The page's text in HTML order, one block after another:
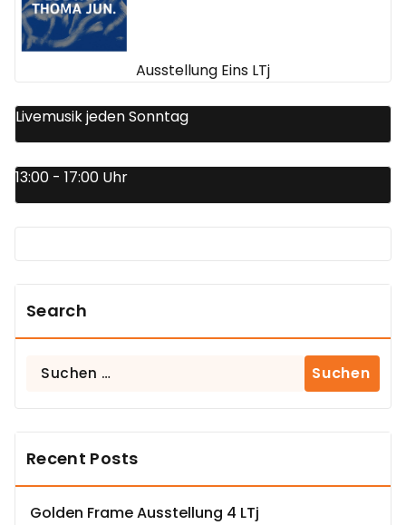
Ausstellung Eins LTj
Livemusik jeden Sonntag
13:00 - 17:00 Uhr
Search
Suchen
Recent Posts
Golden Frame Ausstellung 4 LTj